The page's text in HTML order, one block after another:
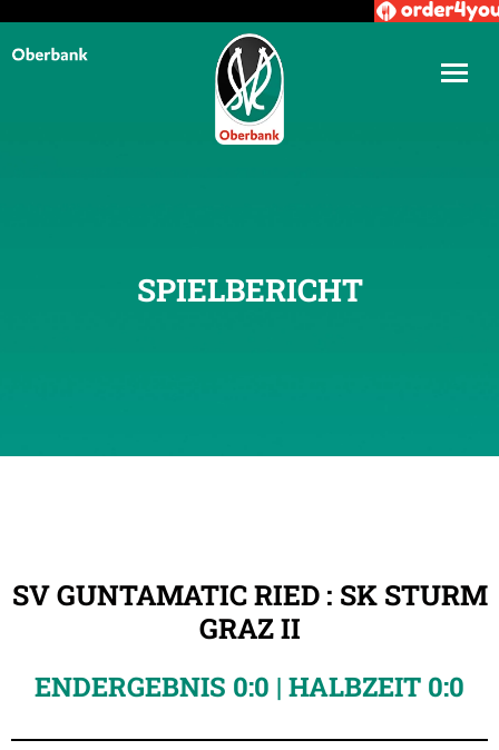
SPIELBERICHT
SV GUNTAMATIC RIED : SK STURM
GRAZ II
ENDERGEBNIS 0:0 | HALBZEIT 0:0